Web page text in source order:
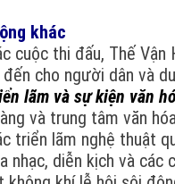
khác
cuộc thi đấu, Thế
đến cho người dân và
lãm và sự kiện văn
và trung tâm văn
triển lãm nghệ thuật
nhạc, diễn kịch và